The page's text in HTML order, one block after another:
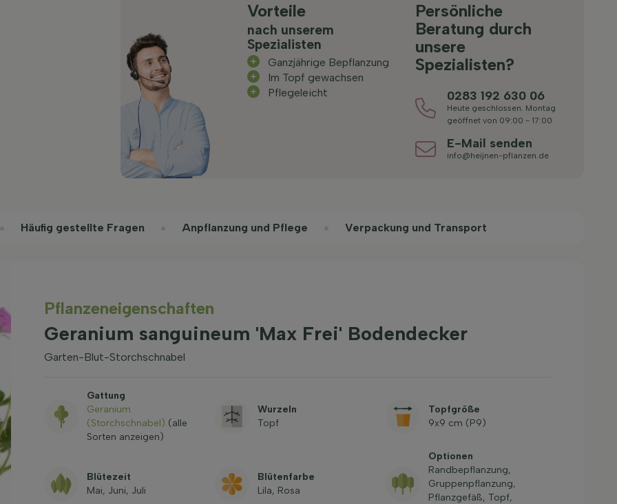
Vorteile
nach unserem
Spezialisten
Ganzjährige Bepflanzung
Im Topf gewachsen
Pflegeleicht
Persönliche
Beratung durch
unsere
Spezialisten?
0283 192 630 06
Heute geschlossen. Montag
geöffnet von 09:00 - 17:00
E-Mail senden
info@heijnen-pflanzen.de
Häufig gestellte Fragen Anpflanzung und Pflege Verpackung und Transport
Pflanzeneigenschaften
Geranium sanguineum 'Max Frei' Bodendecker
Garten-Blut-Storchschnabel
Gattung
Geranium
(Storchschnabel) (alle
Sorten anzeigen)
Wurzeln
Topf
Topfgröße
9x9 cm (P9)
Blütezeit
Mai, Juni, Juli
Blütenfarbe
Lila, Rosa
Optionen
Randbepflanzung,
Gruppenpflanzung,
Pflanzgefäß, Topf,